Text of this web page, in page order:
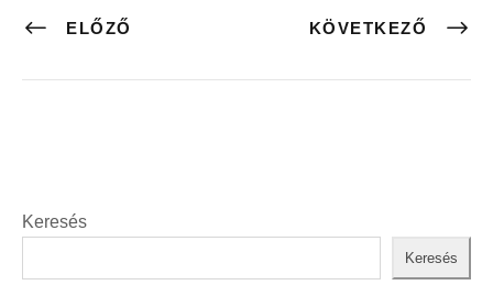
ELŐZŐ KÖVETKEZŐ
Keresés
Keresés